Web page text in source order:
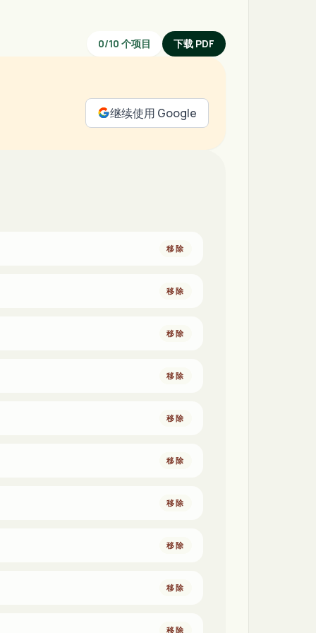
0/10 个项目 下载 PDF
继续使用 Google
移除
移除
移除
移除
移除
移除
移除
移除
移除
移除